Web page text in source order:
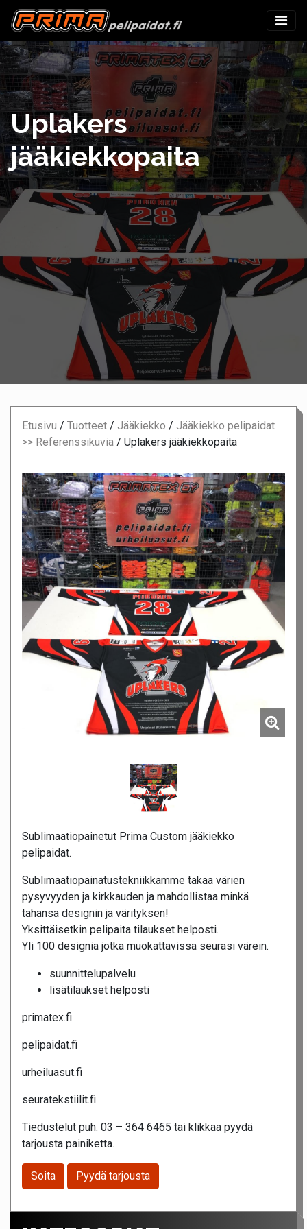
Uplakers
jääkiekkopaita
Etusivu / Tuotteet / Jääkiekko / Jääkiekko pelipaidat
>> Referenssikuvia / Uplakers jääkiekkopaita
Sublimaatiopainetut Prima Custom jääkiekko
pelipaidat.
Sublimaatiopainatustekniikkamme takaa värien
pysyvyyden ja kirkkauden ja mahdollistaa minkä
tahansa designin ja värityksen!
Yksittäisetkin pelipaita tilaukset helposti.
Yli 100 designia jotka muokattavissa seurasi värein.
suunnittelupalvelu
lisätilaukset helposti
primatex.fi
pelipaidat.fi
urheiluasut.fi
seuratekstiilit.fi
Tiedustelut puh. 03 – 364 6465 tai klikkaa pyydä
tarjousta painiketta.
Soita Pyydä tarjousta